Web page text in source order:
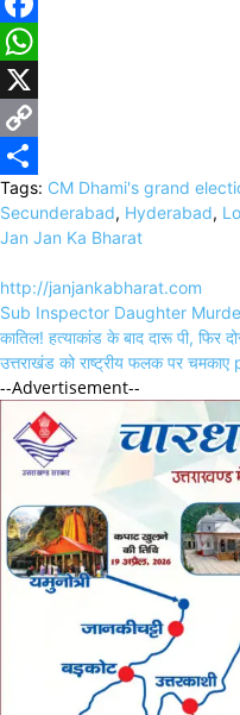
Facebook
WhatsApp
X
Copy
Link
Share
Tags: CM Dhami's grand
Secunderabad, Hyderabad,
Jan Jan Ka Bharat
http://janjankabharat.com
Post
navigation
Sub Inspector Daughter Murder
कातिल! हत्याकांड के बाद दारू पी, फिर
उत्तराखंड को राष्ट्रीय फलक पर चमकाए
--Advertisement--